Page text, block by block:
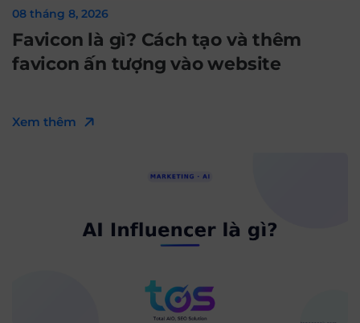
08 tháng 8, 2026
Favicon là gì? Cách tạo và thêm
favicon ấn tượng vào website
Xem thêm